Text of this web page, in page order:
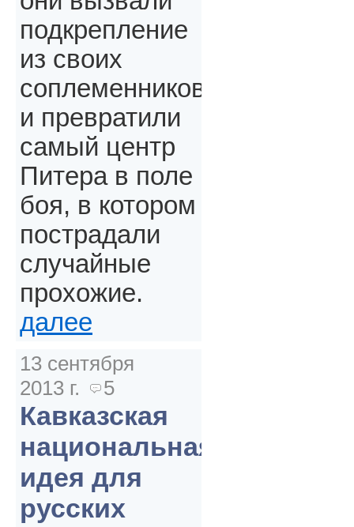
подкрепление
из своих
соплеменников
и превратили
самый центр
Питера в поле
боя, в котором
пострадали
случайные
прохожие.
далее
13 сентября
2013 г.
5
Кавказская
национальная
идея для
русских